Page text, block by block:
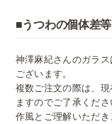
■うつわの個体差
神澤麻紀さんのガラ
ございます。
複数ご注文の際は、
ますのでご了承くださ
作風とご理解いただ